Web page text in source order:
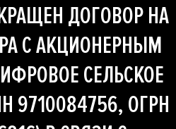
ДОГОВОР НА
С АКЦИОНЕРНЫМ
СЕЛЬСКОЕ
9710084756, ОГРН